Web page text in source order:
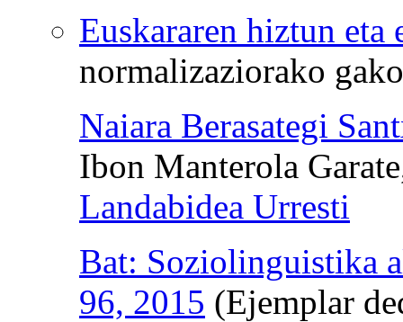
Euskararen hiztun
normalizaziorako
Naiara Berasategi
Ibon Manterola
Landabidea Urresti
Bat: Soziolinguistika
96, 2015 (Ejemplar